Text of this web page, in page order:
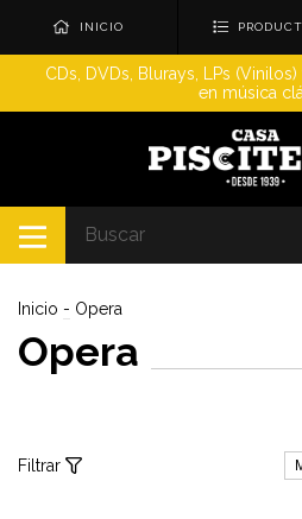
INICIO
CDs, DVDs, Blurays, LPs
en música
Inicio - Opera
Opera
Filtrar